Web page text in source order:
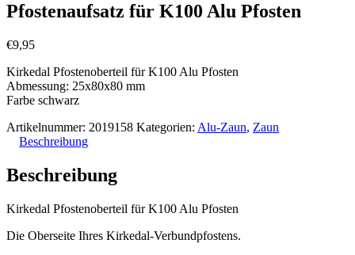
Pfostenaufsatz für K100 Alu Pfosten
€9,95
Kirkedal Pfostenoberteil für K100 Alu Pfosten
Abmessung: 25x80x80 mm
Farbe schwarz
Artikelnummer: 2019158 Kategorien: Alu-Zaun, Zaun
Beschreibung
Beschreibung
Kirkedal Pfostenoberteil für K100 Alu Pfosten
Die Oberseite Ihres Kirkedal-Verbundpfostens.